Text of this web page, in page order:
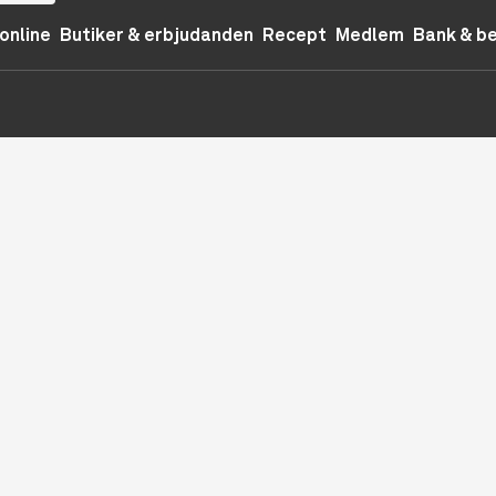
Butiker & erbjudanden Recept Medlem Bank &